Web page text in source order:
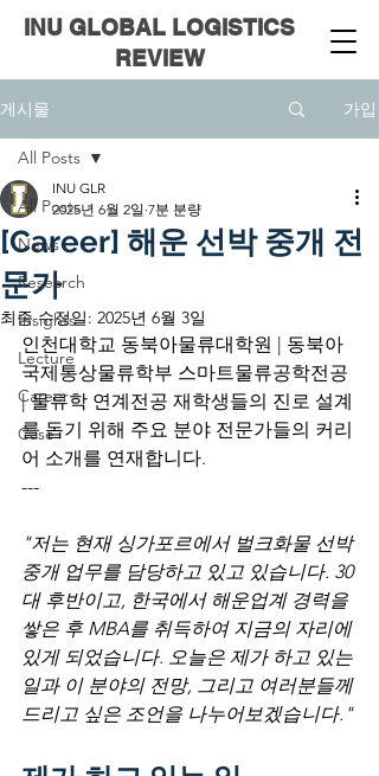
INU GLOBAL LOGISTICS
REVIEW
게시물 가입
All Posts
News
Research
Insights
Lecture
Career
Case
All Posts
[Career] 해운 선박 중개 전
문가
INU GLR
2025년 6월 2일 7분 분량
최종 수정일: 2025년 6월 3일
인천대학교 동북아물류대학원 | 동북아
국제통상물류학부 스마트물류공학전공
| 물류학 연계전공 재학생들의 진로 설계
를 돕기 위해 주요 분야 전문가들의 커리
어 소개를 연재합니다.
---
"저는 현재 싱가포르에서 벌크화물 선박
중개 업무를 담당하고 있고 있습니다. 30
대 후반이고, 한국에서 해운업계 경력을
쌓은 후 MBA를 취득하여 지금의 자리에
있게 되었습니다. 오늘은 제가 하고 있는
일과 이 분야의 전망, 그리고 여러분들께
드리고 싶은 조언을 나누어보겠습니다."